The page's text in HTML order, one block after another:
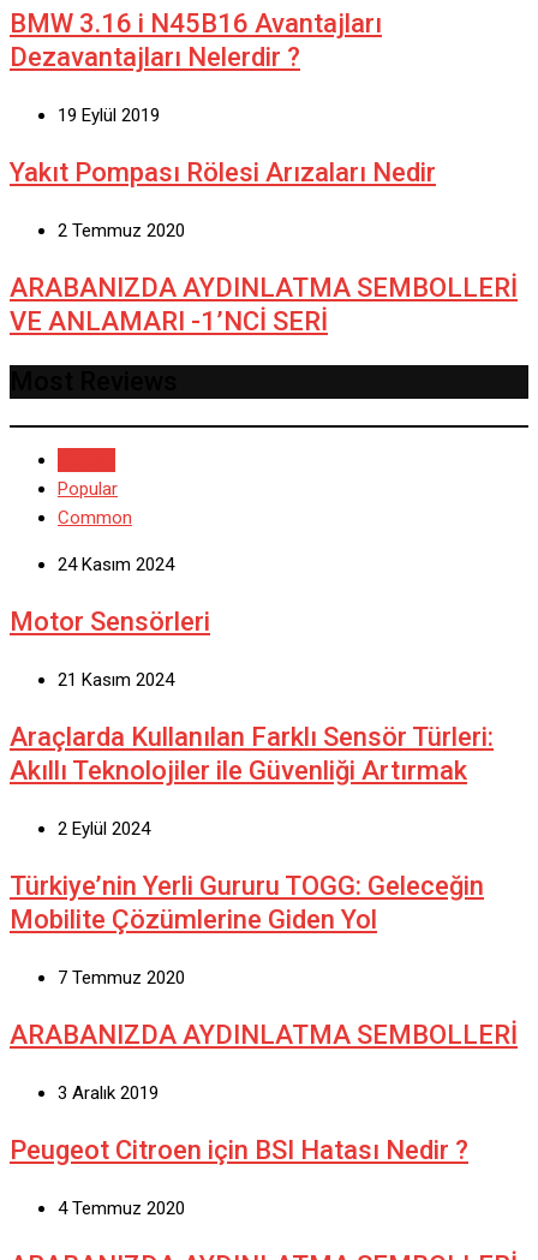
BMW 3.16 i N45B16 Avantajları
Dezavantajları Nelerdir ?
19 Eylül 2019
Yakıt Pompası Rölesi Arızaları Nedir
2 Temmuz 2020
ARABANIZDA AYDINLATMA SEMBOLLERİ
VE ANLAMARI -1’NCİ SERİ
Popular
Common
24 Kasım 2024
Motor Sensörleri
21 Kasım 2024
Araçlarda Kullanılan Farklı Sensör Türleri:
Akıllı Teknolojiler ile Güvenliği Artırmak
2 Eylül 2024
Türkiye’nin Yerli Gururu TOGG: Geleceğin
Mobilite Çözümlerine Giden Yol
7 Temmuz 2020
ARABANIZDA AYDINLATMA SEMBOLLERİ
3 Aralık 2019
Peugeot Citroen için BSI Hatası Nedir ?
4 Temmuz 2020